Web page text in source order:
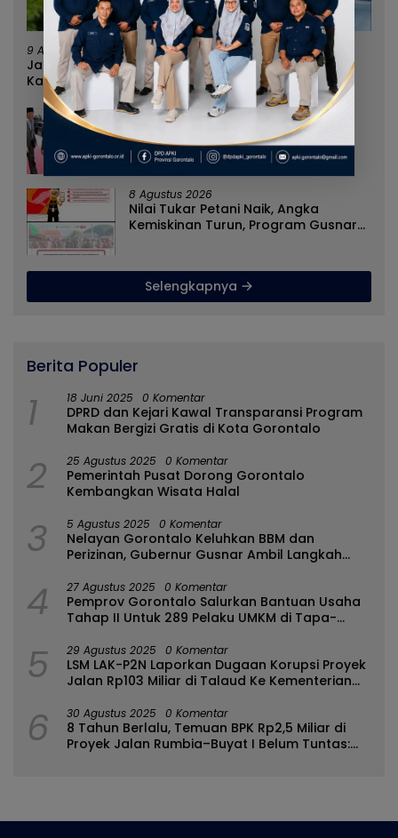
9 Agustus 2026
Jangan Sampai Rakyat Menjadi Korban Hanya
Karena Persoalan Administratif
8 Agustus 2026
Norman Joesoef Dinilai Cocok
Perkuat Regenerasi dan Inovasi
Pertahanan Nasional
8 Agustus 2026
Nilai Tukar Petani Naik, Angka
Kemiskinan Turun, Program Gusnar-
Selengkapnya
Berita Populer
1 18 Juni 2025 0 Komentar
DPRD dan Kejari Kawal Transparansi Program
Makan Bergizi Gratis di Kota Gorontalo
2 25 Agustus 2025 0 Komentar
Pemerintah Pusat Dorong Gorontalo
Kembangkan Wisata Halal
3 5 Agustus 2025 0 Komentar
Nelayan Gorontalo Keluhkan BBM dan
Perizinan, Gubernur Gusnar Ambil Langkah
4 27 Agustus 2025 0 Komentar
Pemprov Gorontalo Salurkan Bantuan Usaha
Tahap II Untuk 289 Pelaku UMKM di Tapa-
5 29 Agustus 2025 0 Komentar
LSM LAK-P2N Laporkan Dugaan Korupsi Proyek
Jalan Rp103 Miliar di Talaud Ke Kementerian
6 30 Agustus 2025 0 Komentar
8 Tahun Berlalu, Temuan BPK Rp2,5 Miliar di
Proyek Jalan Rumbia–Buyat I Belum Tuntas: